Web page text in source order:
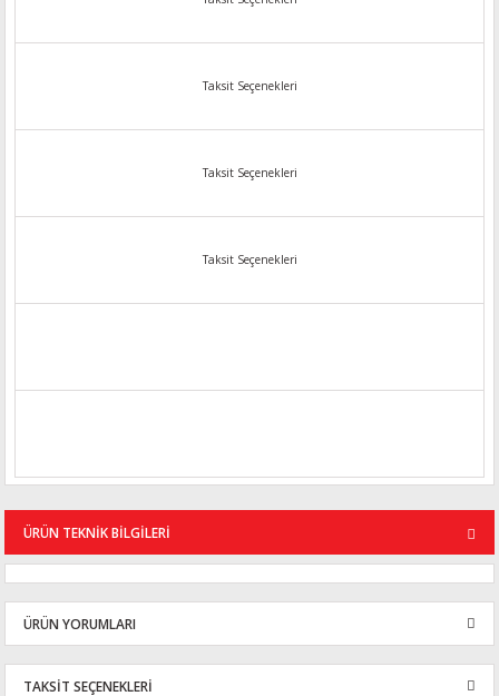
Taksit Seçenekleri
Taksit Seçenekleri
Taksit Seçenekleri
ÜRÜN TEKNİK BİLGİLERİ
ÜRÜN YORUMLARI
TAKSİT SEÇENEKLERİ